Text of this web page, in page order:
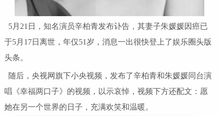
5月21日，知名演员辛柏青发布讣告，其妻子朱媛媛因癌已
于5月17日离世，年仅51岁，消息一出很快登上了娱乐圈头版
头条。
随后，央视网旗下小央视频，发布了辛柏青和朱媛媛同台演
唱《幸福两口子》的视频，以示哀悼，视频下方还配文：愿
她在另一个世界的日子，充满欢笑和温暖。